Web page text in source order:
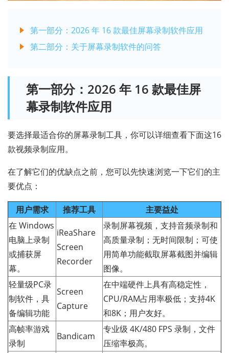
第一部分：2026 年 16 款最佳屏幕录制软件应用
第二部分：关于屏幕录制软件的问答
第一部分：2026 年 16 款最佳屏
幕录制软件应用
要选择最适合你的屏幕录制工具，你可以详细查看下面这16
款视频录制应用。
在了解它们的优缺点之前，您可以先快速浏览一下它们的主
要优点：
用户需求 推荐工具
主要益处
在 Windows
电脑上录制
或捕获屏
幕。
iReaShare
Screen
Recorder
录制屏幕视频，支持音频录制和
高质量录制；无时间限制；可使
用简单功能截取屏幕截图并编辑
图像。
轻量级PC录
制软件，具
备编辑功能
Screen
Capture
在中端硬件上具有高稳定性，
CPU/RAM占用率极低；支持4K
和8K；用户友好。
高帧率游戏
录制
Bandicam
专业级 4K/480 FPS 录制，文件
压缩率极高。